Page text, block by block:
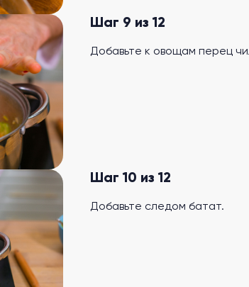
Шаг 9 из 12
Добавьте к овощам перец
Шаг 10 из 12
Добавьте следом батат.